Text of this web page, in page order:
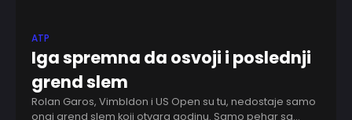
ATP
Iga spremna da osvoji i poslednji
grend slem
Rolan Garos, Vimbldon i US Open su tu, nedostaje samo
onaj grend slem koji otvara godinu. Samo pehar sa